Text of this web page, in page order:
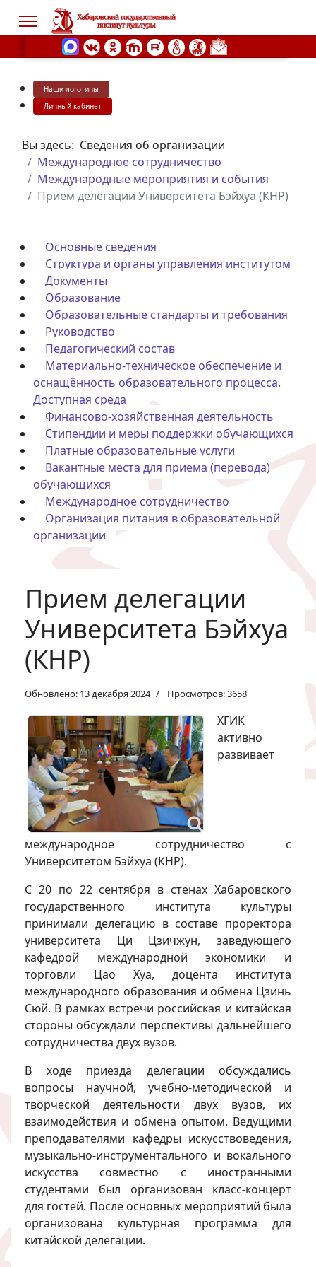
Наши логотипы
Личный кабинет
Вы здесь: Сведения об организации
Международное сотрудничество
Международные мероприятия и события
Прием делегации Университета Бэйхуа (КНР)
Основные сведения
Структура и органы управления институтом
Документы
Образование
Образовательные стандарты и требования
Руководство
Педагогический состав
Материально-техническое обеспечение и
оснащённость образовательного процесса.
Доступная среда
Финансово-хозяйственная деятельность
Стипендии и меры поддержки обучающихся
Платные образовательные услуги
Вакантные места для приема (перевода)
обучающихся
Международное сотрудничество
Организация питания в образовательной
организации
Прием делегации
Университета Бэйхуа
(КНР)
Обновлено: 13 декабря 2024 Просмотров: 3658
ХГИК
активно
развивает
международное сотрудничество с
Университетом Бэйхуа (КНР).
С 20 по 22 сентября в стенах Хабаровского
государственного института культуры
принимали делегацию в составе проректора
университета Ци Цзичжун, заведующего
кафедрой международной экономики и
торговли Цао Хуа, доцента института
международного образования и обмена Цзинь
Сюй. В рамках встречи российская и китайская
стороны обсуждали перспективы дальнейшего
сотрудничества двух вузов.
В ходе приезда делегации обсуждались
вопросы научной, учебно-методической и
творческой деятельности двух вузов, их
взаимодействия и обмена опытом. Ведущими
преподавателями кафедры искусствоведения,
музыкально-инструментального и вокального
искусства совместно с иностранными
студентами был организован класс-концерт
для гостей. После основных мероприятий была
организована культурная программа для
китайской делегации.